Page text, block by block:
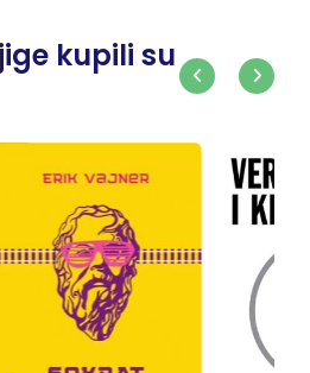
kupili su